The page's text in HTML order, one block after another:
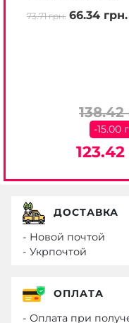
73.71 грн. 66.34 грн.
138.42
-15.00
ДОСТАВКА
- Новой почтой
- Укрпочтой
ОПЛАТА
- Оплата при